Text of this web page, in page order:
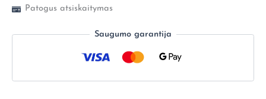
Patogus atsiskaitymas
Saugumo garantija